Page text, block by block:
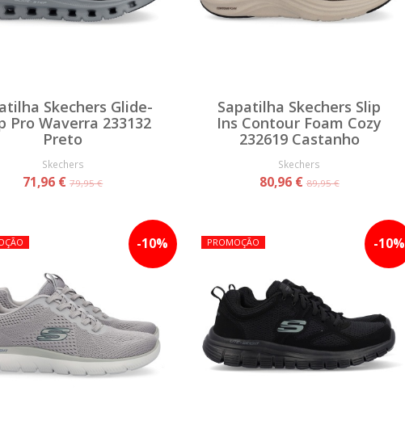
Skechers Glide-
Pro Waverra 233132
Preto
Skechers
71,96 €79,95 €
Sapatilha Skechers Slip
Ins Contour Foam Cozy
232619 Castanho
Skechers
80,96 €89,95 €
-10% -10%
PROMOÇÃO